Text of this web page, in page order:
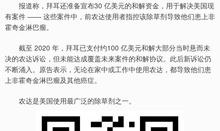
报道称，拜耳还准备宣布30 亿美元的和解资金，用于解决美国现
有案件 —— 这些案件中，前农达使用者指控该除草剂导致他们患上非
霍奇金淋巴瘤。
截至 2020 年，拜耳已支付约100 亿美元和解大部分当时悬而未
决的农达诉讼，但未能达成覆盖未来案件的和解协议。此后新诉讼仍
不断涌入。原告表示，无论在家中或工作中使用农达，都导致他们患
上非霍奇金淋巴瘤及其他癌症。
农达是美国使用最广泛的除草剂之一。